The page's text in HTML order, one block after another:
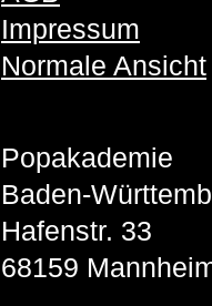
Impressum
Normale Ansicht
Popakademie
Baden-
Hafenstr. 33
68159